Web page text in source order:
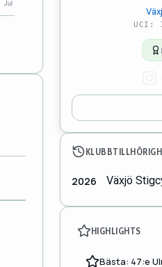
UCI:
2026 Växjö
HIGHLIGHTS
Bästa: 47:e